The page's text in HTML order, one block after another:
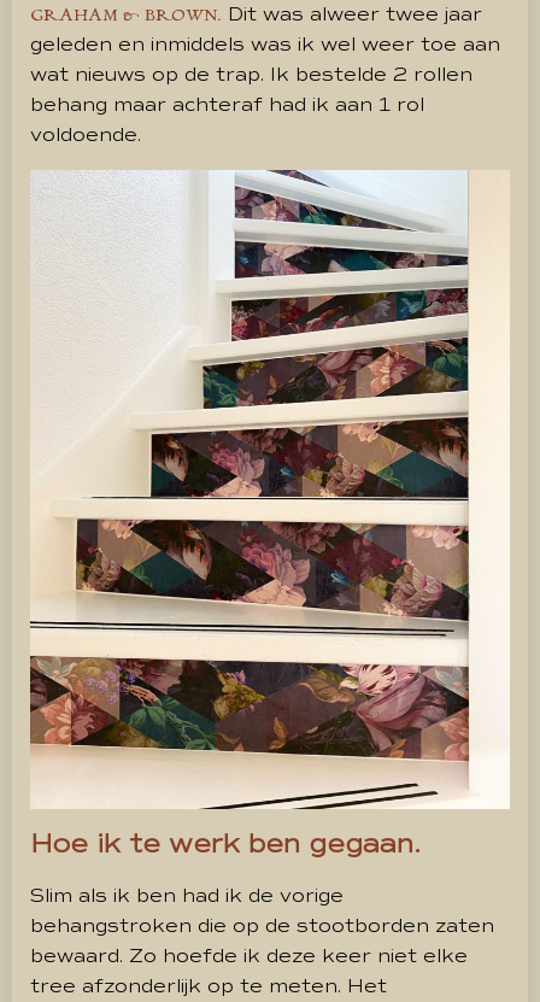
GRAHAM & BROWN. Dit was alweer twee jaar
geleden en inmiddels was ik wel weer toe aan
wat nieuws op de trap. Ik bestelde 2 rollen
behang maar achteraf had ik aan 1 rol
voldoende.
Hoe ik te werk ben gegaan.
Slim als ik ben had ik de vorige
behangstroken die op de stootborden zaten
bewaard. Zo hoefde ik deze keer niet elke
tree afzonderlijk op te meten. Het